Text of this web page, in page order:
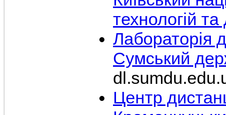
технологій
Лабораторія
Сумський
Центр